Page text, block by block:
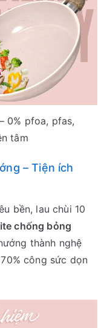
0% pfoa, pfas,
tâm
– Tiện ích
bền, lau chùi 10
chống bỏng
thành nghệ
công sức dọn